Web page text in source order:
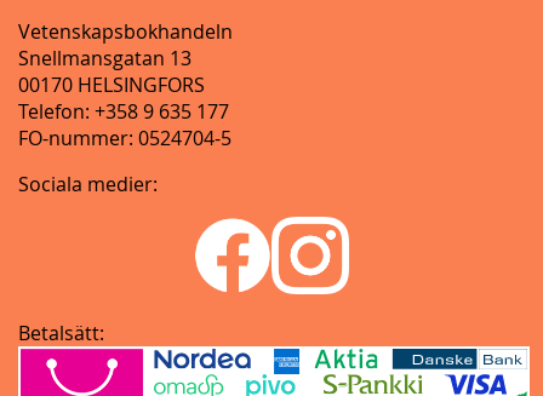
Vetenskapsbokhandeln
Snellmansgatan 13
00170 HELSINGFORS
Telefon: +358 9 635 177
FO-nummer: 0524704-5
Sociala medier:
Betalsätt: